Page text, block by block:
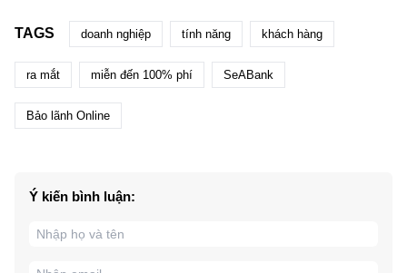
TAGS doanh nghiệp tính năng khách hàng
ra mắt miễn đến 100% phí SeABank
Bảo lãnh Online
Ý kiến bình luận: